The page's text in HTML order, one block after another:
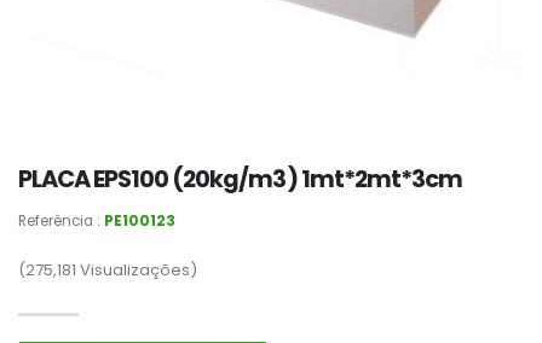
PLACA EPS100 (20kg/m3) 1mt*2mt*3cm
Referência : PE100123
(275,181 Visualizações)